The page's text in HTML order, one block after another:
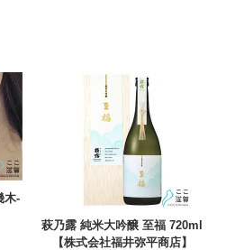
木-
萩乃露 純米大吟醸 至福 720ml
【株式会社福井弥平商店】